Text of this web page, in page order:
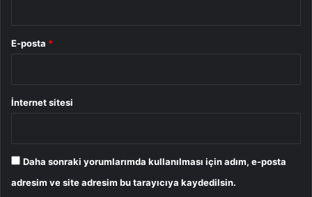
E-posta *
İnternet sitesi
Daha sonraki yorumlarımda kullanılması için adım, e-posta
adresim ve site adresim bu tarayıcıya kaydedilsin.